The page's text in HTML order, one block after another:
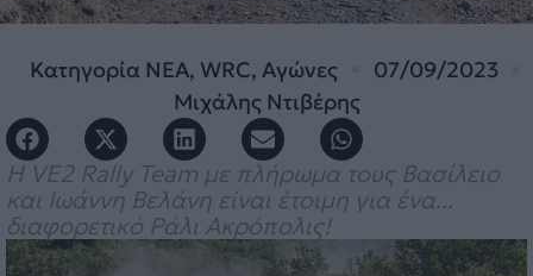
Κατηγορία ΝΕΑ, WRC, Αγώνες
07/09/2023
Μιχάλης Ντιβέρης
Η VE2 Rally Team με πλήρωμα τους Βασίλειο
και Ιωάννη Βελάνη είναι έτοιμη για ένα...
διαφορετικό Ράλι Ακρόπολις!